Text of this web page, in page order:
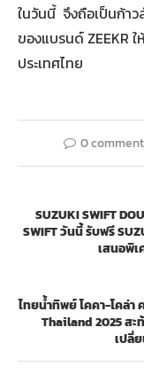
ในวันนี้ จึงถือเป็นก้า
ของแบรนด์ ZEEKR
ประเทศไทย
0
SUZUKI SWIFT
SWIFT วันนี้ รับฟรี
เสนอพิเ
ไทยน้ำทิพย์ โคคา-โคล่า
Thailand 2025 สะ
เปลี่